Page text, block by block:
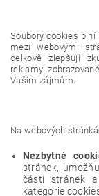
Soubory cookies plní
mezi webovými
celkově zlepšují
reklamy
Vaším zájmům.
Na webových
Nezbytné
stránek,
částí stránek
kategorie